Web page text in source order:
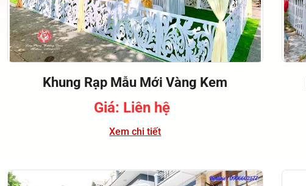
Khung Rạp Mẫu Mới Vàng Kem
Giá: Liên hệ
Xem chi tiết